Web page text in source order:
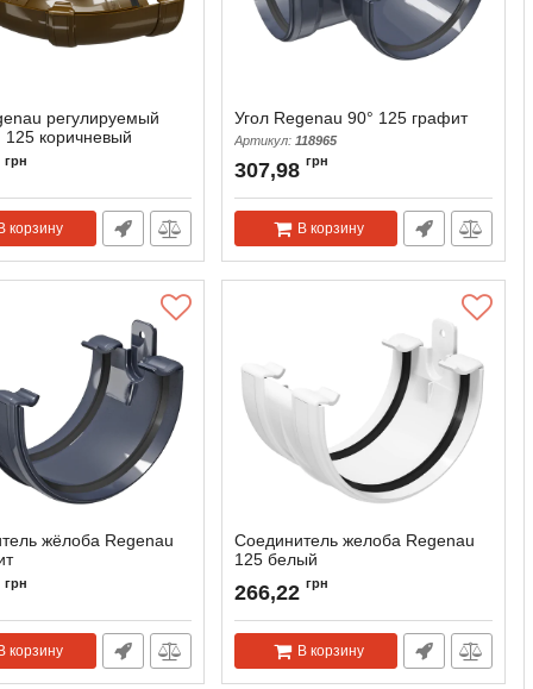
регулируемый
125 коричневый
грн
корзину
Угол Regenau 90° 125 графит
Артикул: 118965
307,98 грн
В корзину
жёлоба Regenau
грн
корзину
Соединитель желоба Regenau
125 белый
118943
266,22 грн
В корзину